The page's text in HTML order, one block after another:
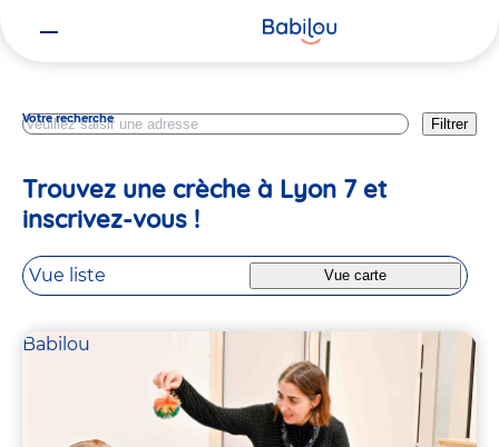
Votre recherche Filtrer
Trouvez une crèche à Lyon 7 et
inscrivez-vous !
Vue liste Vue carte
Babilou